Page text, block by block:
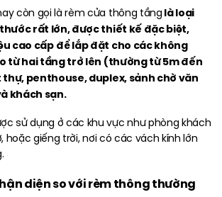
còn gọi là rèm cửa thông tầnglà loại
rất lớn, được thiết kế đặc biệt,
cao cấpđể lắp đặt cho các không
từ hai tầng trở lên (thường từ 5m đến
thự, penthouse, duplex, sảnh chờ văn
khách sạn.
sử dụng ở các khu vực như phòng khách
hoặc giếng trời, nơi có các vách kính lớn
diện so với rèm thông thường